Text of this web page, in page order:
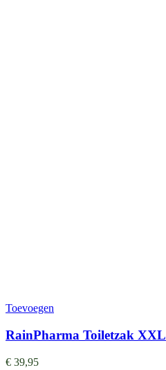
Toevoegen
RainPharma Toiletzak XXL
€ 39,95